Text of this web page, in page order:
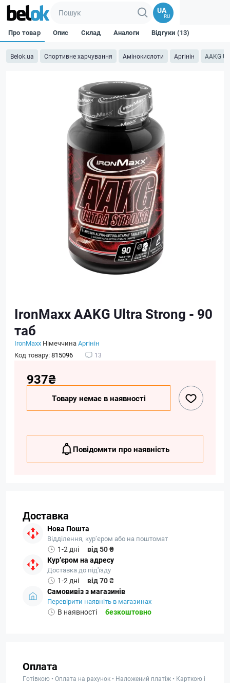
UA
RU
Belok.ua Спортивне харчування Амінокислоти Аргінін AAKG
Про товар Опис Склад Аналоги Відгуки (13)
IronMaxx AAKG Ultra Strong - 90
таб
IronMaxx НімеччинаАргінін
Код товару:815096 13
937₴
Товару немає в наявності
Повідомити про наявність
Доставка
Нова Пошта
Відділення, кур’єром або на поштомат
1-2 дні
від 50 ₴
Кур’єром на адресу
Доставка до під'їзду
1-2 дні
від 70 ₴
Самовивіз з магазинів
Перевірити наявніть в магазинах
В наявності безкоштовно
Оплата
Готівкою • Оплата на рахунок • Наложений платіж • Карткою і